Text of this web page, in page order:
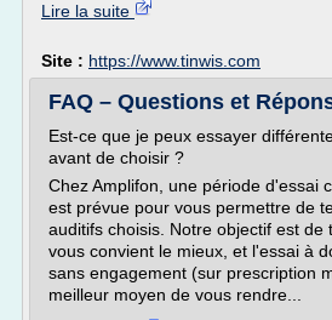
Lire la suite
Site : https://www.tinwis.com
FAQ – Questions et
Est-ce que je peux essayer
avant de choisir ?
Chez Amplifon, une période d'essai
est prévue pour vous permettre de
auditifs choisis. Notre objectif est de
vous convient le mieux, et l'essai à
sans engagement (sur prescription
meilleur moyen de vous rendre...